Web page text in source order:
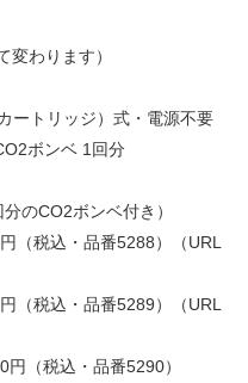
わります）
ートリッジ）式・電源不要
ボンベ 1回分
のCO2ボンベ付き）
（税込・品番5288）（URL
（税込・品番5289）（URL
（税込・品番5290）